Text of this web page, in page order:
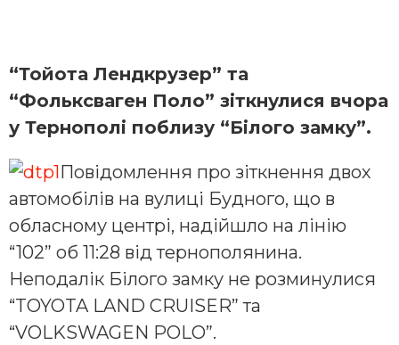
“Тойота Лендкрузер” та
“Фольксваген Поло” зіткнулися вчора
у Тернополі поблизу “Білого замку”.
Повідомлення про зіткнення двох
автомобілів на вулиці Будного, що в
обласному центрі, надійшло на лінію
“102” об 11:28 від тернополянина.
Неподалік Білого замку не розминулися
“TOYOTA LAND CRUISER” та
“VOLKSWAGEN POLO”.